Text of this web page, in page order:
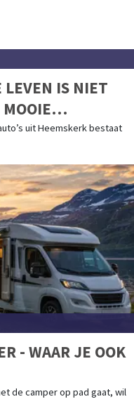
LEVEN IS NIET
uit Heemskerk bestaat
- WAAR JE OOK
de camper op pad gaat, wil